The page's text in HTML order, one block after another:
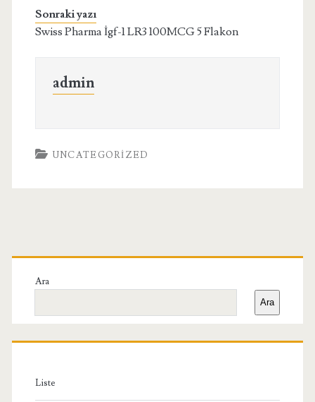
Sonraki yazı
Swiss Pharma İgf-1 LR3 100MCG 5 Flakon
admin
UNCATEGORIZED
Birincil
Yan
Menü
Ara
Ara
Liste